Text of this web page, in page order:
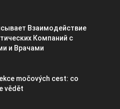
Взаимодействие
Компаний с
и Врачами
močových cest: co
vědět